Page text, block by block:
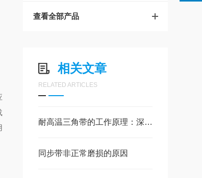
查看全部产品
相关文章
RELATED ARTICLES
耐高温三角带的工作原理：深入了解其功能
同步带非正常磨损的原因